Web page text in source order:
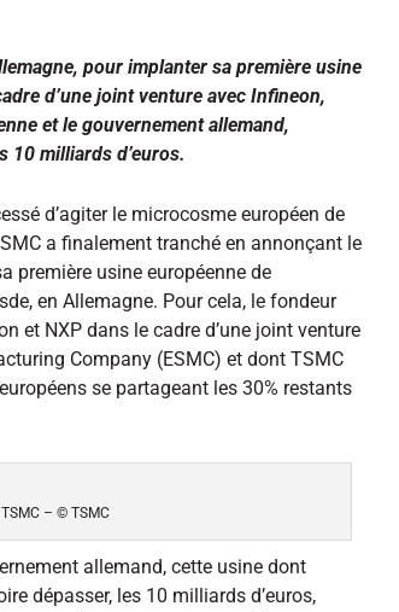
pour implanter sa première usine
d’une joint venture avec Infineon,
et le gouvernement allemand,
10 milliards d’euros.
d’agiter le microcosme européen de
a finalement tranché en annonçant le
première usine européenne de
en Allemagne. Pour cela, le fondeur
et NXP dans le cadre d’une joint venture
Company (ESMC) et dont TSMC
se partageant les 30% restants
– © TSMC
allemand, cette usine dont
dépasser, les 10 milliards d’euros,